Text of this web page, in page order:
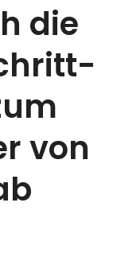
die
von